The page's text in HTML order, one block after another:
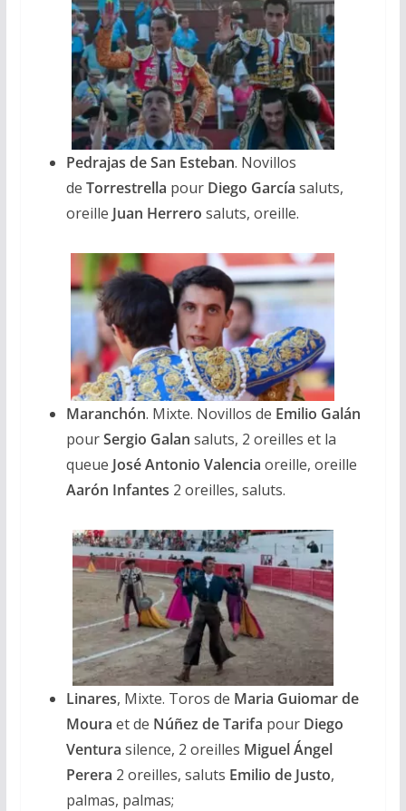
Pedrajas de San Esteban. Novillos
de Torrestrella pour Diego García saluts,
oreille Juan Herrero saluts, oreille.
Maranchón. Mixte. Novillos de Emilio Galán
pourSergio Galan saluts, 2 oreilles et la
queue José Antonio Valencia oreille, oreille
Aarón Infantes 2 oreilles, saluts.
Linares, Mixte. Toros de Maria Guiomar de
Moura et de Núñez de Tarifa pour Diego
Ventura silence, 2 oreilles Miguel Ángel
Perera 2 oreilles, saluts Emilio de Justo,
palmas, palmas;